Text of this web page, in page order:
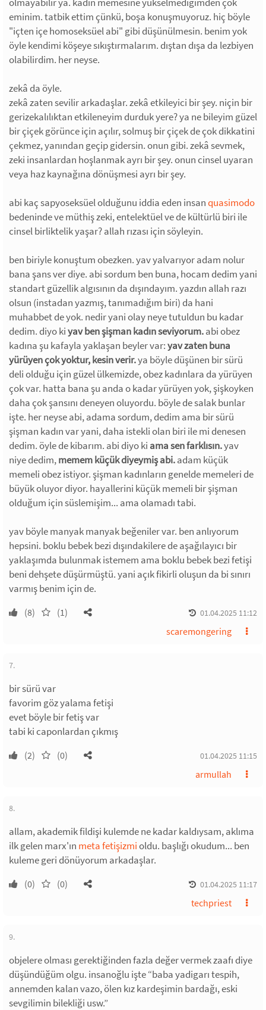
eminim. tatbik ettim çünkü, boşa konuşmuyoruz. hiç böyle
"içten içe homoseksüel abi" gibi düşünülmesin. benim yok
öyle kendimi köşeye sıkıştırmalarım. dıştan dışa da lezbiyen
olabilirdim. her neyse.
zekâ da öyle.
zekâ zaten sevilir arkadaşlar. zekâ etkileyici bir şey. niçin bir
gerizekalılıktan etkileneyim durduk yere? ya ne bileyim güzel
bir çiçek görünce için açılır, solmuş bir çiçek de çok dikkatini
çekmez, yanından geçip gidersin. onun gibi. zekâ sevmek,
zeki insanlardan hoşlanmak ayrı bir şey. onun cinsel uyaran
veya haz kaynağına dönüşmesi ayrı bir şey.
abi kaç sapyoseksüel olduğunu iddia eden insanquasimodo
bedeninde ve müthiş zeki, entelektüel ve de kültürlü biri ile
cinsel birliktelik yaşar? allah rızası için söyleyin.
ben biriyle konuştum obezken. yav yalvarıyor adam nolur
bana şans ver diye. abi sordum ben buna, hocam dedim yani
standart güzellik algısının da dışındayım. yazdın allah razı
olsun (instadan yazmış, tanımadığım biri) da hani
muhabbet de yok. nedir yani olay neye tutuldun bu kadar
dedim. diyo kiyav ben şişman kadın seviyorum.abi obez
kadına şu kafayla yaklaşan beyler var:yav zaten buna
yürüyen çok yoktur, kesin verir.ya böyle düşünen bir sürü
deli olduğu için güzel ülkemizde, obez kadınlara da yürüyen
çok var. hatta bana şu anda o kadar yürüyen yok, şişkoyken
daha çok şansını deneyen oluyordu. böyle de salak bunlar
işte. her neyse abi, adama sordum, dedim ama bir sürü
şişman kadın var yani, daha istekli olan biri ile mi denesen
dedim. öyle de kibarım. abi diyo ki ama sen farklısın.yav
niye dedim,memem küçük diyeymiş abi.adam küçük
memeli obez istiyor. şişman kadınların genelde memeleri de
büyük oluyor diyor. hayallerini küçük memeli bir şişman
olduğum için süslemişim... ama olamadı tabi.
yav böyle manyak manyak beğeniler var. ben anlıyorum
hepsini. boklu bebek bezi dışındakilere de aşağılayıcı bir
yaklaşımda bulunmak istemem ama boklu bebek bezi fetişi
beni dehşete düşürmüştü. yani açık fikirli oluşun da bi sınırı
varmış benim için de.
(8) (1) 01.04.2025 11:12
scaremongering
7.
bir sürü var
favorim göz yalama fetişi
evet böyle bir fetiş var
tabi ki caponlardan çıkmış
(2) (0) 01.04.2025 11:15
armullah
8.
allam, akademik fildişi kulemde ne kadar kaldıysam, aklıma
ilk gelen marx'ın meta fetişizmioldu. başlığı okudum... ben
kuleme geri dönüyorum arkadaşlar.
(0) (0) 01.04.2025 11:17
techpriest
9.
objelere olması gerektiğinden fazla değer vermek zaafı diye
düşündüğüm olgu. insanoğlu işte “baba yadigarı tespih,
annemden kalan vazo, ölen kız kardeşimin bardağı, eski
sevgilimin bilekliği usw.”